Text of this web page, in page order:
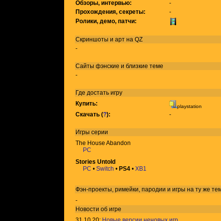
Обзоры, интервью:
-
Прохождения, секреты:
-
Ролики, демо, патчи:
Скриншоты и арт на QZ
-
Сайты фэнские и близкие теме
-
Где достать игру
Купить:
playstation
Скачать (?): -
Игры серии
The House Abandon
PC
Stories Untold
PC • Switch • PS4 • XB1
Фэн-проекты, римейки, пародии и игры на ту же
-
Новости об игре